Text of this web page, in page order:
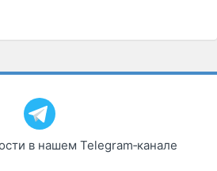
в нашем Telegram‑канале